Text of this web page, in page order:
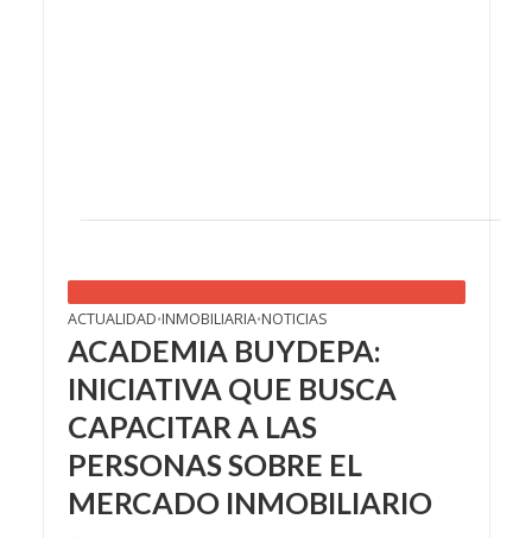
ACTUALIDAD•INMOBILIARIA•NOTICIAS
ACADEMIA BUYDEPA:
INICIATIVA QUE BUSCA
CAPACITAR A LAS
PERSONAS SOBRE EL
MERCADO INMOBILIARIO